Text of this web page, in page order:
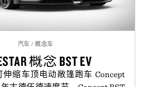
汽车 /概念车
概念 BST EV
伸缩车顶电动敞篷跑车 Concept